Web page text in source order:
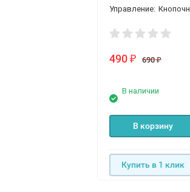
Управление: Кнопочное
490 ₽ 690₽
В наличии
В корзину
Купить в 1 клик